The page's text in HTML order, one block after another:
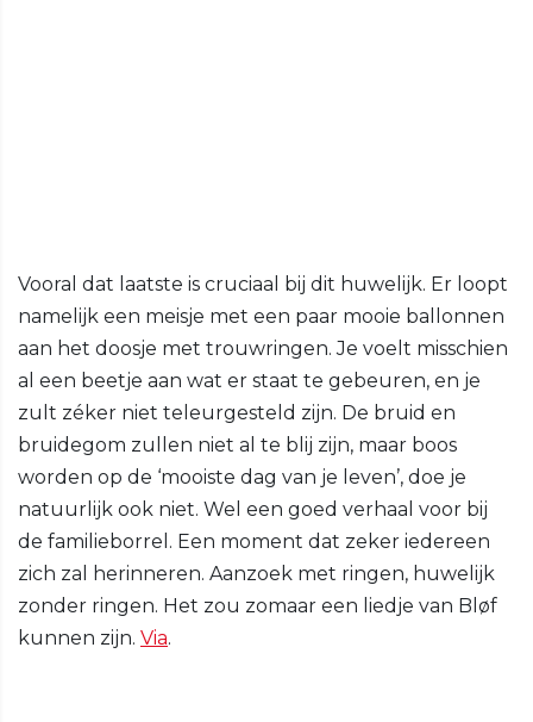
Vooral dat laatste is cruciaal bij dit huwelijk. Er loopt
namelijk een meisje met een paar mooie ballonnen
aan het doosje met trouwringen. Je voelt misschien
al een beetje aan wat er staat te gebeuren, en je
zult zéker niet teleurgesteld zijn. De bruid en
bruidegom zullen niet al te blij zijn, maar boos
worden op de ‘mooiste dag van je leven’, doe je
natuurlijk ook niet. Wel een goed verhaal voor bij
de familieborrel. Een moment dat zeker iedereen
zich zal herinneren. Aanzoek met ringen, huwelijk
zonder ringen. Het zou zomaar een liedje van Bløf
kunnen zijn. Via.